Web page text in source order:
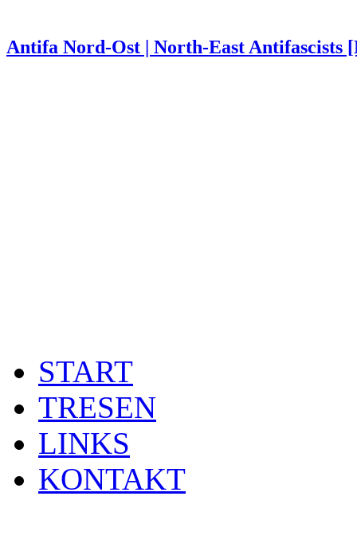
Antifa Nord-Ost | North-East Antifascists
START
TRESEN
LINKS
KONTAKT